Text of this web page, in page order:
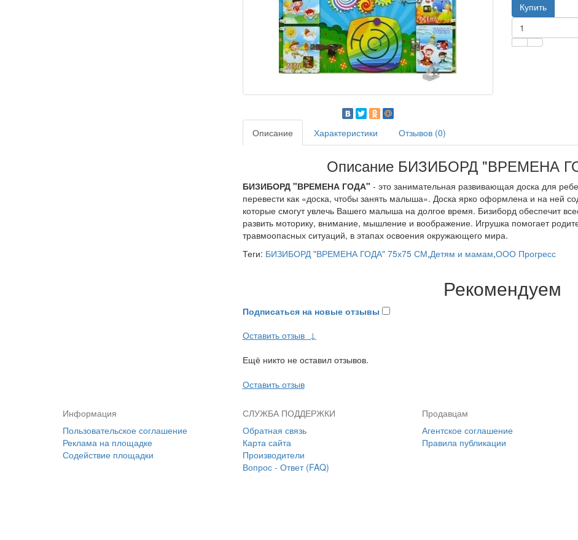
Купить
Описание Характеристики Отзывов (0)
Описание БИЗИБОРД "ВРЕМЕНА
БИЗИБОРД "ВРЕМЕНА ГОДА" - это занимательная развивающая доска для
перевести как «доска, чтобы занять малыша». Доска ярко оформлена и на ней
которые смогут увлечь Вашего малыша на долгое время. Бизиборд обеспечит
развить моторику, внимание, мышление и воображение. Игрушка помогает
травмоопасных ситуаций, в этапах освоения окружающего мира.
Теги: БИЗИБОРД "ВРЕМЕНА ГОДА" 75х75 СМ,Детям и мамам,ООО Прогресс
Рекомендуем
Подписаться на новые отзывы
Оставить отзыв ↓
Ещё никто не оставил отзывов.
Оставить отзыв
Информация
Пользовательское соглашение
Реклама на площадке
Содействие площадки
СЛУЖБА ПОДДЕРЖКИ
Обратная связь
Карта сайта
Производители
Вопрос - Ответ (FAQ)
Продавцам
Агентское соглашение
Правила публикации